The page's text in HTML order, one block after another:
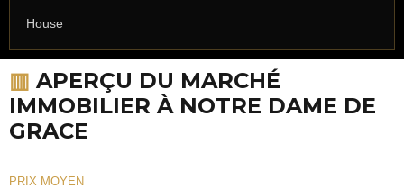
House
▥ APERÇU DU MARCHÉ
IMMOBILIER À NOTRE DAME DE
GRACE
PRIX MOYEN